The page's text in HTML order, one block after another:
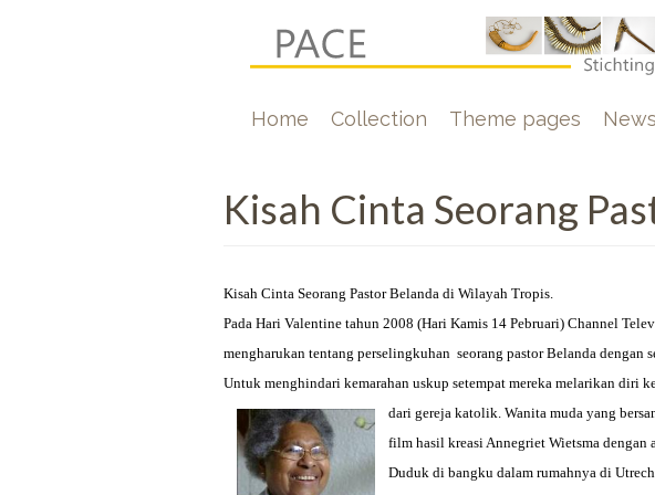
Hoofdnavigatie
Home Collection Theme pages
Kisah Cinta Seorang
Kisah Cinta Seorang Pastor Belanda di Wilayah Tropis.
Pada Hari Valentine tahun 2008 (Hari Kamis 14 Pebruari) Channel
mengharukan tentang perselingkuhan seorang pastor Belanda dengan
Untuk menghindari kemarahan uskup setempat mereka melarikan diri
dari gereja katolik. Wanita muda yang
film hasil kreasi Annegriet Wietsma
Duduk di bangku dalam rumahnya di